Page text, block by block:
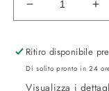
Diminuisci
quantità
FE40128I
Fendi
Lab
Ritiro disponibile
Di solito pronto in 24
Visualizza i